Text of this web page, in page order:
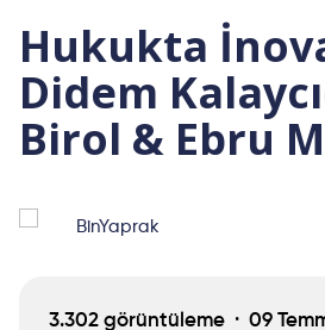
Hukukta
Didem
Birol & Ebru
BinYaprak
3.302 görüntüleme · 09